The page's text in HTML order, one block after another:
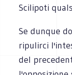
Scilipoti
Se dunque
ripulirci
del